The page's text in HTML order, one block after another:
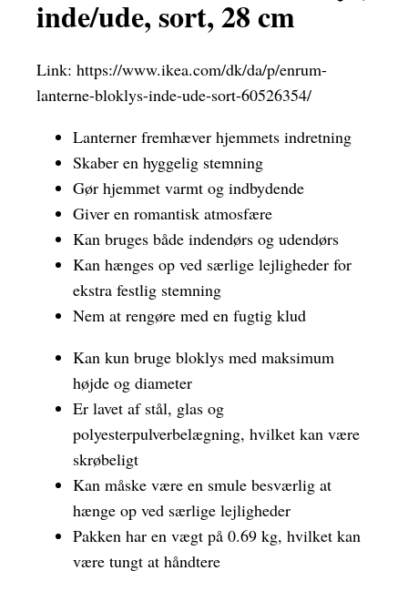
inde/ude, sort, 28 cm
Link: https://www.ikea.com/dk/da/p/enrum-
lanterne-bloklys-inde-ude-sort-60526354/
Lanterner fremhæver hjemmets indretning
Skaber en hyggelig stemning
Gør hjemmet varmt og indbydende
Giver en romantisk atmosfære
Kan bruges både indendørs og udendørs
Kan hænges op ved særlige lejligheder for
ekstra festlig stemning
Nem at rengøre med en fugtig klud
Kan kun bruge bloklys med maksimum
højde og diameter
Er lavet af stål, glas og
polyesterpulverbelægning, hvilket kan være
skrøbeligt
Kan måske være en smule besværlig at
hænge op ved særlige lejligheder
Pakken har en vægt på 0.69 kg, hvilket kan
være tungt at håndtere